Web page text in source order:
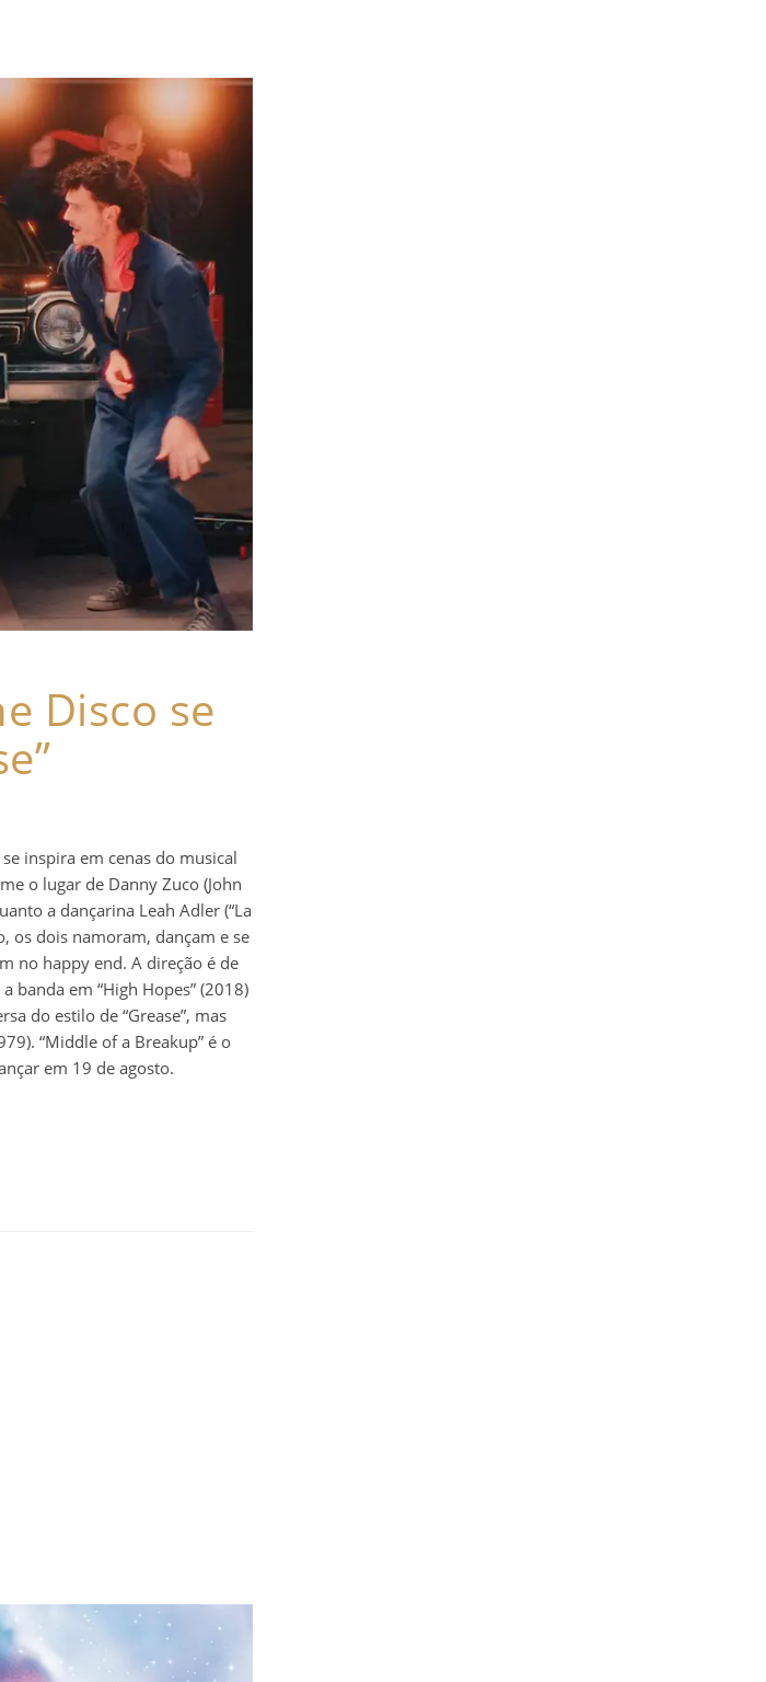
Disco se
inspira em cenas do musical
o lugar de Danny Zuco (John
a dançarina Leah Adler (“La
os dois namoram, dançam e se
no happy end. A direção é de
banda em “High Hopes” (2018)
do estilo de “Grease”, mas
“Middle of a Breakup” é o
em 19 de agosto.